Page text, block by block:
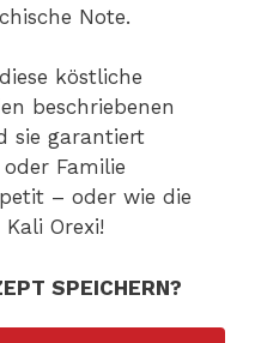
Note.
köstliche
beschriebenen
sie garantiert
Familie
– oder wie die
Orexi!
SPEICHERN?